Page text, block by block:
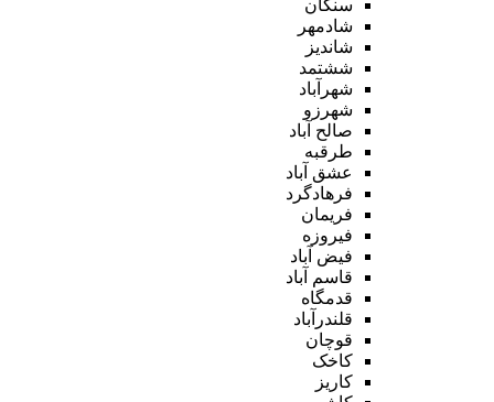
سنگان
شادمهر
شاندیز
ششتمد
شهرآباد
شهرزو
صالح آباد
طرقبه
عشق آباد
فرهادگرد
فریمان
فیروزه
فیض آباد
قاسم آباد
قدمگاه
قلندرآباد
قوچان
کاخک
کاریز